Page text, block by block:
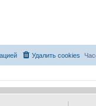
Удалить cookies